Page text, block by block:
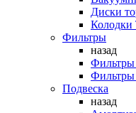
Диски
Колодки
Фильтры
назад
Подвеска
назад